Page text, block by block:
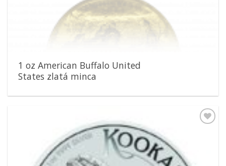
1 oz American Buffalo United
States zlatá minca